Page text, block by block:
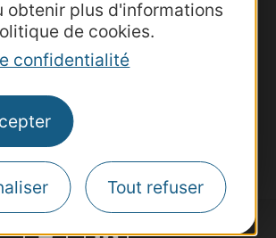
obtenir plus d'informations
de cookies.
confidentialité
Tout refuser
gratuitement à la lettre
de la destination
suivre nos actions et
dans la région